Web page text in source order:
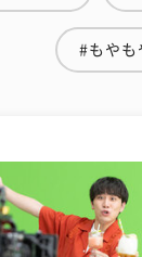
#もやも